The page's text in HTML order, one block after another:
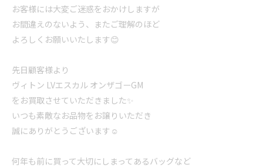
お客様には大変ご迷惑をおかけしますが
お間違えのないよう、またご理解のほど
よろしくお願いいたします😊
先日顧客様より
ヴィトン LVエスカル オンザゴーGM
をお買取させていただきました✨
いつも素敵なお品物をお譲りいただき
誠にありがとうございます☺️
何年も前に買って大切にしまってあるバッグなど